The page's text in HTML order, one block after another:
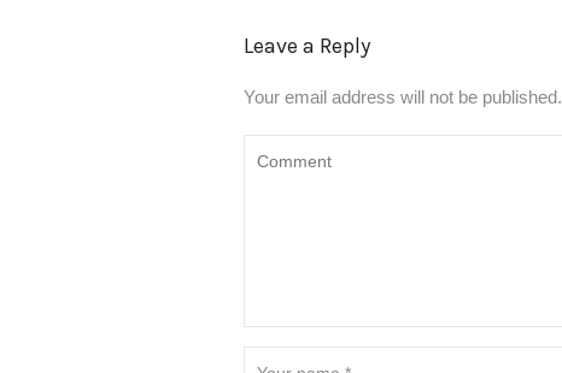
Leave a Reply
Your email address will not be published.